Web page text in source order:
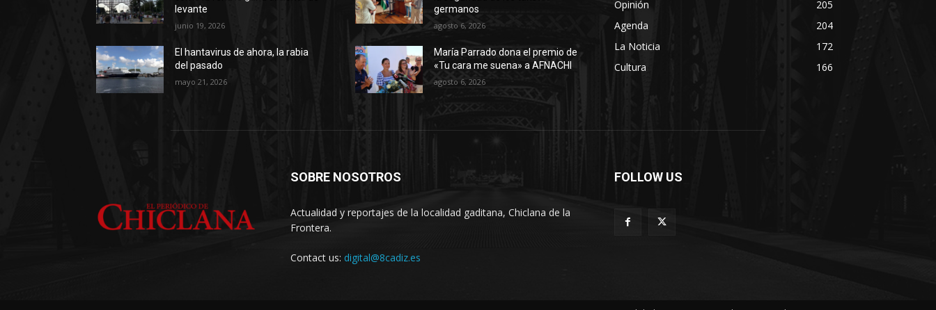
levante
junio 19, 2026
El hantavirus de ahora, la rabia
del pasado
mayo 21, 2026
germanos
agosto 6, 2026
María Parrado dona el premio de
«Tu cara me suena» a AFNACHI
agosto 6, 2026
Opinión
205
Agenda
204
La Noticia
172
Cultura
166
SOBRE NOSOTROS
Actualidad y reportajes de la localidad gaditana, Chiclana de la
Frontera.
Contact us: digital@8cadiz.es
FOLLOW US